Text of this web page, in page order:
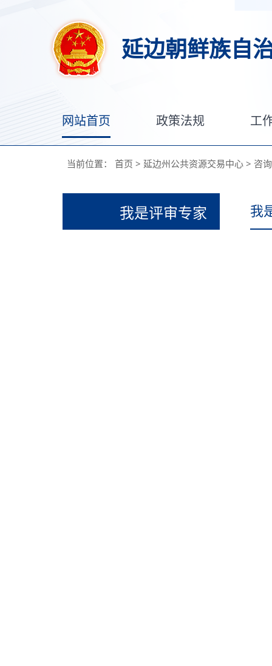
延边朝鲜族自
网站首页 政策法规 工
当前位置： 首页 > 延边州公共资源交易中心 > 咨
我是评审专家 我